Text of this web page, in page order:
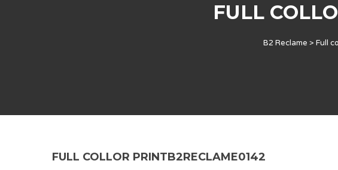
FULL
B2 Reclame > Full
FULL COLLOR PRINTB2RECLAME0142